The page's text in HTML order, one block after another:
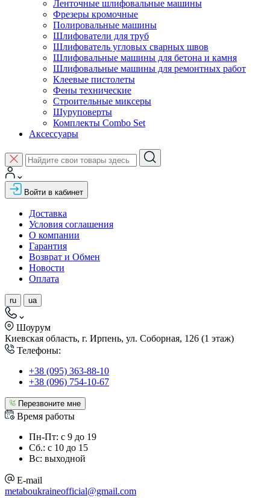
Ленточные шлифовальные машины
Фрезеры кромочные
Полировальные машины
Шлифователи для труб
Шлифователь угловых сварных швов
Шлифовальные машины для бетона и камня
Шлифовальные машины для ремонтных работ
Клеевые пистолеты
Фены технические
Строительные миксеры
Шуруповерты
Комплекты Combo Set
Аксессуары
Войти в кабинет
Доставка
Условия соглашения
О компании
Гарантия
Возврат и Обмен
Новости
Оплата
ru ua
Шоурум
Киевская область, г. Ирпень, ул. Соборная, 126 (1 этаж)
Телефоны:
+38 (095) 363-88-10
+38 (096) 754-10-67
Перезвоните мне
Время работы
Пн-Пт: с 9 до 19
Сб.: с 10 до 15
Вс: выходной
E-mail
metaboukraineofficial@gmail.com